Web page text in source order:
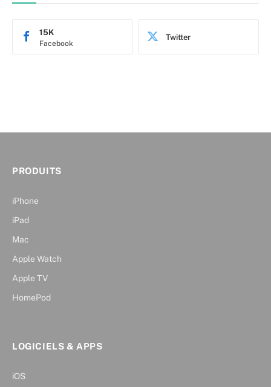
Facebook
15K Twitter
PRODUITS
iPhone
iPad
Mac
Apple Watch
Apple TV
HomePod
LOGICIELS & APPS
iOS